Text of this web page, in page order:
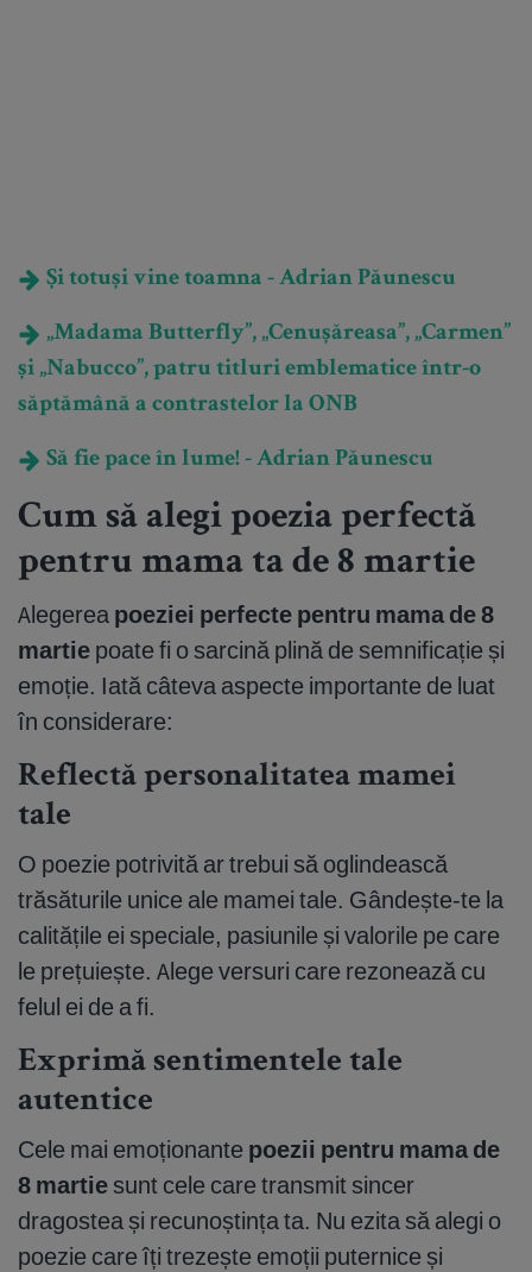
Și totuși vine toamna - Adrian Păunescu
„Madama Butterfly”, „Cenușăreasa”, „Carmen”
și „Nabucco”, patru titluri emblematice într-o
săptămână a contrastelor la ONB
Să fie pace în lume! - Adrian Păunescu
Cum să alegi poezia perfectă
pentru mama ta de 8 martie
Alegerea poeziei perfecte pentru mama de 8
martie poate fi o sarcină plină de semnificație și
emoție. Iată câteva aspecte importante de luat
în considerare:
Reflectă personalitatea mamei
tale
O poezie potrivită ar trebui să oglindească
trăsăturile unice ale mamei tale. Gândește-te la
calitățile ei speciale, pasiunile și valorile pe care
le prețuiește. Alege versuri care rezonează cu
felul ei de a fi.
Exprimă sentimentele tale
autentice
Cele mai emoționante poezii pentru mama de
8 martie sunt cele care transmit sincer
dragostea și recunoștința ta. Nu ezita să alegi o
poezie care îți trezește emoții puternice și